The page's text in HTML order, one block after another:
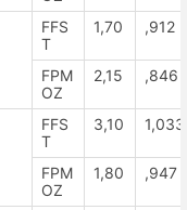
FFS
T
1,70 ,912
FPM
OZ
2,15 ,846
FFS
T
3,10 1,033
FPM
OZ
1,80 ,947